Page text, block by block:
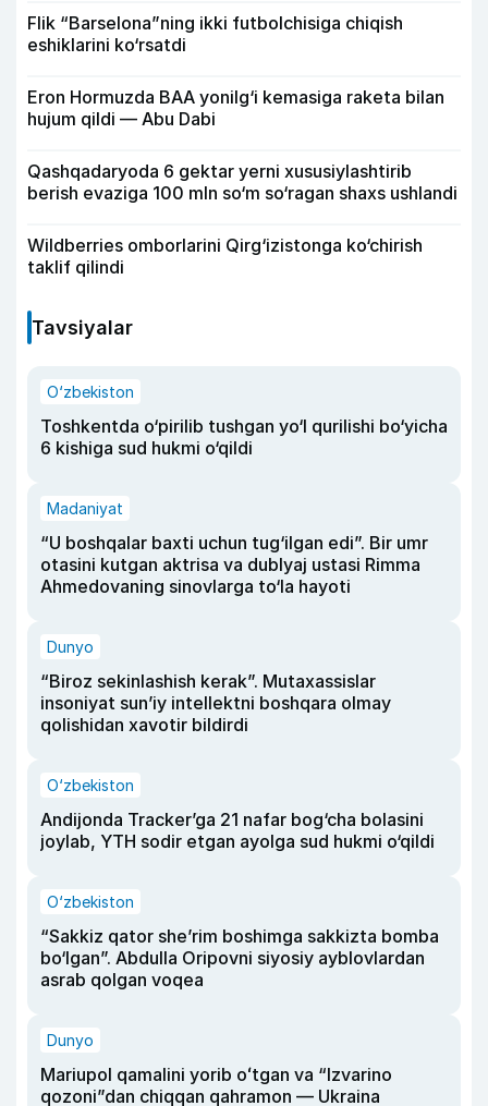
Flik “Barselona”ning ikki futbolchisiga chiqish
eshiklarini ko‘rsatdi
Eron Hormuzda BAA yonilg‘i kemasiga raketa bilan
hujum qildi — Abu Dabi
Qashqadaryoda 6 gektar yerni xususiylashtirib
berish evaziga 100 mln so‘m so‘ragan shaxs ushlandi
Wildberries omborlarini Qirg‘izistonga ko‘chirish
taklif qilindi
Tavsiyalar
O‘zbekiston
Toshkentda o‘pirilib tushgan yo‘l qurilishi bo‘yicha
6 kishiga sud hukmi o‘qildi
Madaniyat
“U boshqalar baxti uchun tug‘ilgan edi”. Bir umr
otasini kutgan aktrisa va dublyaj ustasi Rimma
Ahmedovaning sinovlarga to‘la hayoti
Dunyo
“Biroz sekinlashish kerak”. Mutaxassislar
insoniyat sun’iy intellektni boshqara olmay
qolishidan xavotir bildirdi
O‘zbekiston
Andijonda Tracker’ga 21 nafar bog‘cha bolasini
joylab, YTH sodir etgan ayolga sud hukmi o‘qildi
O‘zbekiston
“Sakkiz qator she’rim boshimga sakkizta bomba
bo‘lgan”. Abdulla Oripovni siyosiy ayblovlardan
asrab qolgan voqea
Dunyo
Mariupol qamalini yorib oʻtgan va “Izvarino
qozoni”dan chiqqan qahramon — Ukraina